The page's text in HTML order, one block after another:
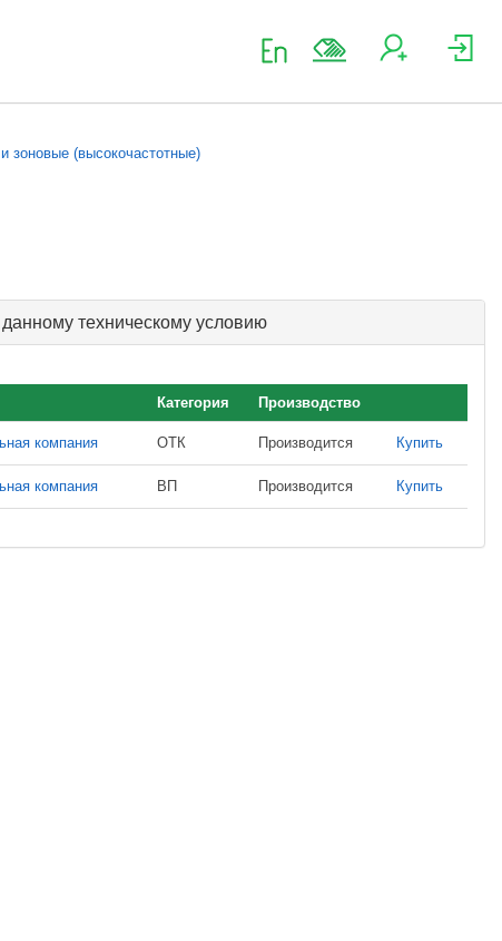
зоновые (высокочастотные)
техническому условию
Категория Производство
компания ОТК Производится Купить
компания ВП Производится Купить